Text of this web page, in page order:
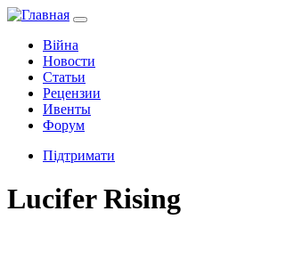
Війна
Новости
Статьи
Рецензии
Ивенты
Форум
Підтримати
Lucifer Rising